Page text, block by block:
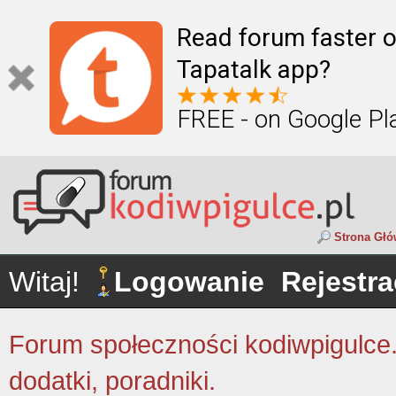
Read forum faster
Tapatalk app?
FREE - on Google
Strona
Witaj! Logowanie
Forum społeczności
dodatki, poradniki.